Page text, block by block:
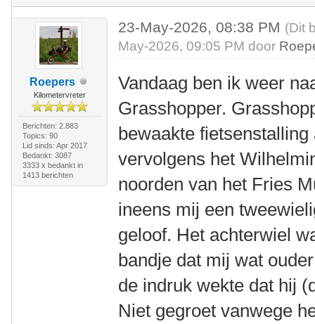
Roepers
Kilometervreter
Berichten: 2.883
Topics: 90
Lid sinds: Apr 2017
Bedankt: 3087
3333 x bedankt in
1413 berichten
23-May-2026, 08:38 PM (Dit
May-2026, 09:05 PM door
Vandaag ben ik weer
Grasshopper.
bewaakte
vervolgens het
noorden van het Fries
ineens mij een
geloof. Het achterwiel
bandje dat mij wat
de indruk wekte dat hij
Niet gegroet vanwege